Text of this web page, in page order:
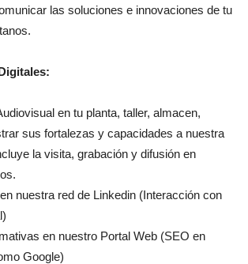
las soluciones e innovaciones de tu
en tu planta, taller, almacen,
sus fortalezas y capacidades a nuestra
la visita, grabación y difusión en
nuestra red de Linkedin (Interacción con
en nuestro Portal Web (SEO en
Google)